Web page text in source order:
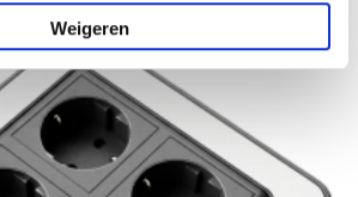
Weigeren